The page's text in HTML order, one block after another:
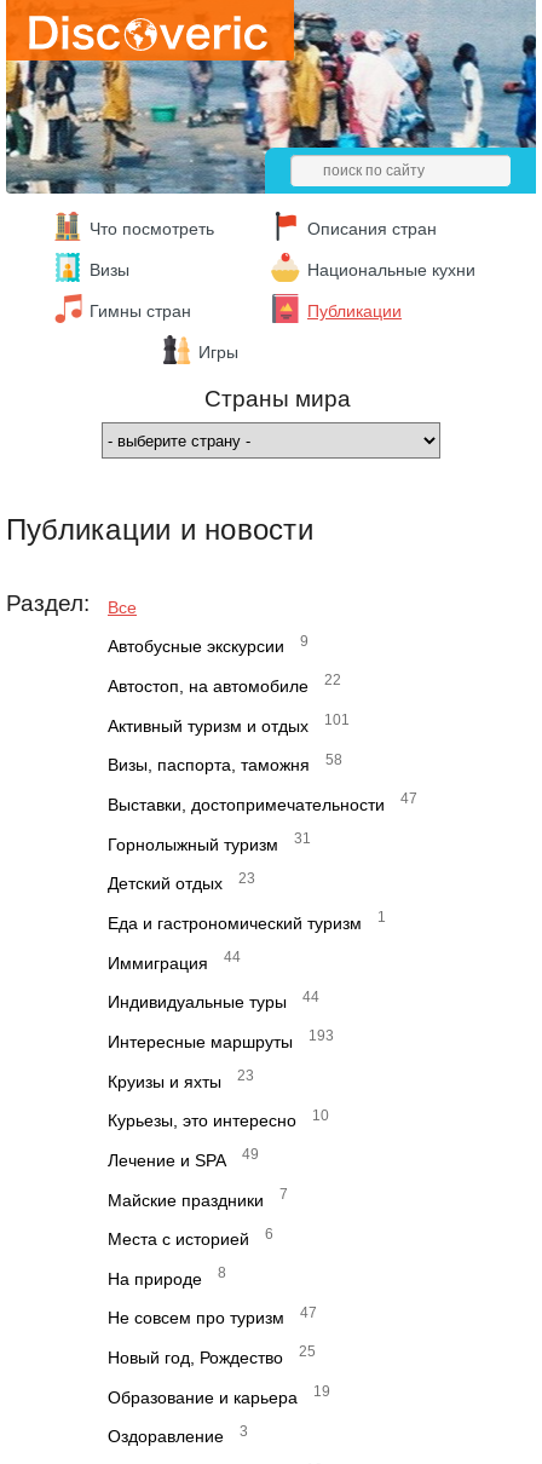
Что посмотреть Описания стран
Визы Национальные кухни
Гимны стран Публикации
Игры
Страны мира
Публикации и новости
Раздел: Все
Автобусные экскурсии 9
Автостоп, на автомобиле 22
Активный туризм и отдых 101
Визы, паспорта, таможня 58
Выставки, достопримечательности 47
Горнолыжный туризм 31
Детский отдых 23
Еда и гастрономический туризм 1
Иммиграция 44
Индивидуальные туры 44
Интересные маршруты 193
Круизы и яхты 23
Курьезы, это интересно 10
Лечение и SPA 49
Майские праздники 7
Места с историей 6
На природе 8
Не совсем про туризм 47
Новый год, Рождество 25
Образование и карьера 19
Оздоравление 3